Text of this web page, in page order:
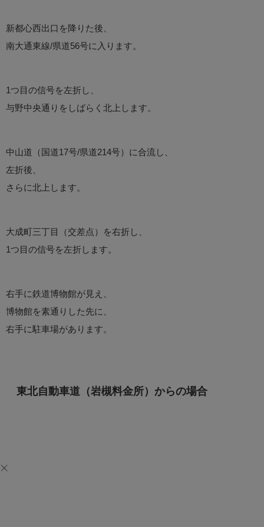
新都心西出口を降りた後、
南大通東線/県道56号に入ります。
1つ目の信号を左折し、
与野中央通りをしばらく北上します。
中山道（国道17号/県道214号）に合流し、
左折後、
さらに北上します。
大成町三丁目（交差点）を右折し、
1つ目の信号を左折します。
右手に鉄道博物館が見え、
博物館を素通りした先に、
右手に駐車場があります。
東北自動車道（岩槻料金所）からの場合